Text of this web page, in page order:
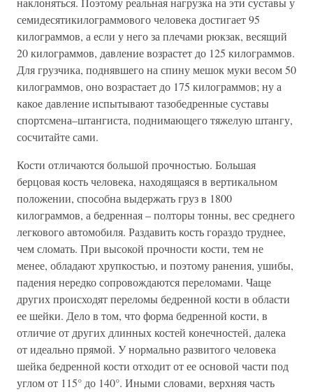
семидесятикилограммового человека достигает 95
килограммов, а если у него за плечами рюкзак, весящий
20 килограммов, давление возрастет до 125 килограммов.
Для грузчика, поднявшего на спину мешок муки весом 50
килограммов, оно возрастает до 175 килограммов; ну а
какое давление испытывают тазобедренные суставы
спортсмена–штангиста, поднимающего тяжелую штангу,
сосчитайте сами.
Кости отличаются большой прочностью. Большая
берцовая кость человека, находящаяся в вертикальном
положении, способна выдержать груз в 1800
килограммов, а бедренная – полторы тонны, вес среднего
легкового автомобиля. Раздавить кость гораздо труднее,
чем сломать. При высокой прочности кости, тем не
менее, обладают хрупкостью, и поэтому ранения, ушибы,
падения нередко сопровождаются переломами. Чаще
других происходят переломы бедренной кости в области
ее шейки. Дело в том, что форма бедренной кости, в
отличие от других длинных костей конечностей, далека
от идеально прямой. У нормально развитого человека
шейка бедренной кости отходит от ее основой части под
углом от 115° до 140°. Иными словами, верхняя часть